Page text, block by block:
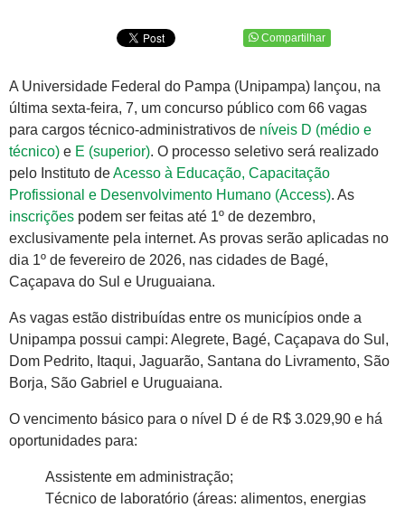
Compartilhar
A Universidade Federal do Pampa (Unipampa) lançou, na
última sexta-feira, 7, um concurso público com 66 vagas
para cargos técnico-administrativos de níveis D (médio e
técnico) e E (superior). O processo seletivo será realizado
pelo Instituto deAcesso à Educação, Capacitação
Profissional e Desenvolvimento Humano (Access). As
inscrições podem ser feitas até 1º de dezembro,
exclusivamente pela internet. As provas serão aplicadas no
dia 1º de fevereiro de 2026, nas cidades de Bagé,
Caçapava do Sul e Uruguaiana.
As vagas estão distribuídas entre os municípios onde a
Unipampa possui campi: Alegrete, Bagé, Caçapava do Sul,
Dom Pedrito, Itaqui, Jaguarão, Santana do Livramento, São
Borja, São Gabriel e Uruguaiana.
O vencimento básico para o nível D é de R$ 3.029,90 e há
oportunidades para:
Assistente em administração;
Técnico de laboratório (áreas: alimentos, energias